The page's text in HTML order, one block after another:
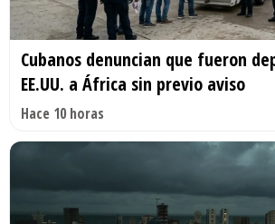
Cubanos denuncian que fueron
EE.UU. a África sin previo aviso
Hace 10 horas